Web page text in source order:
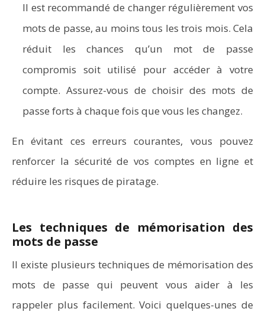
Il est recommandé de changer régulièrement vos
mots de passe, au moins tous les trois mois. Cela
réduit les chances qu’un mot de passe
compromis soit utilisé pour accéder à votre
compte. Assurez-vous de choisir des mots de
passe forts à chaque fois que vous les changez.
En évitant ces erreurs courantes, vous pouvez
renforcer la sécurité de vos comptes en ligne et
réduire les risques de piratage.
Les techniques de mémorisation des
mots de passe
Il existe plusieurs techniques de mémorisation des
mots de passe qui peuvent vous aider à les
rappeler plus facilement. Voici quelques-unes de